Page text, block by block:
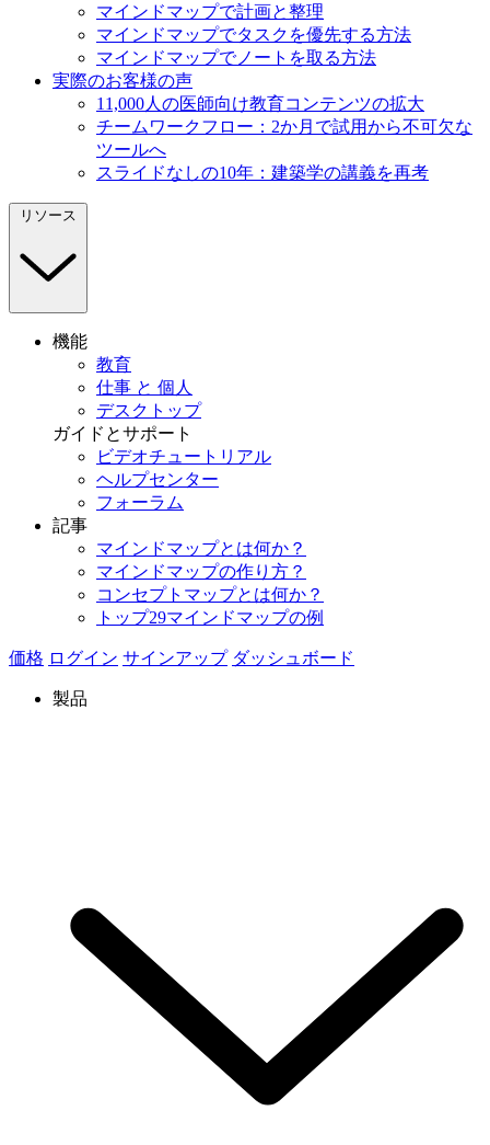
マインドマップで計画と整理
マインドマップでタスクを優先する方法
マインドマップでノートを取る方法
実際のお客様の声
11,000人の医師向け教育コンテンツの拡大
チームワークフロー：2か月で試用から不可欠な
ツールへ
スライドなしの10年：建築学の講義を再考
リソース
機能
教育
仕事 と 個人
デスクトップ
ガイドとサポート
ビデオチュートリアル
ヘルプセンター
フォーラム
記事
マインドマップとは何か？
マインドマップの作り方？
コンセプトマップとは何か？
トップ29マインドマップの例
価格 ログイン サインアップ ダッシュボード
製品